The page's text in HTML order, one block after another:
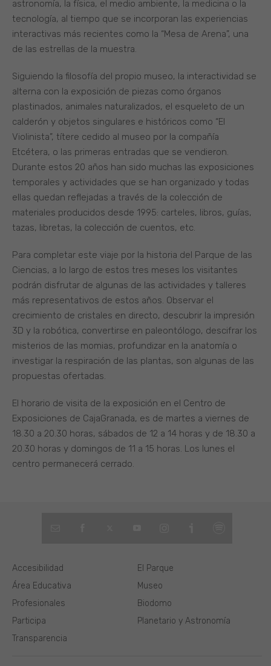
astronomía, la física, el medio ambiente, la medicina o la
tecnología, al tiempo que se incorporan las experiencias
interactivas más recientes como la “Mesa de Arena”, una
de las estrellas de la muestra.
Siguiendo la filosofía del propio museo, la interactividad se
alterna con la exposición de piezas como órganos
plastinados, animales naturalizados, el esqueleto de un
calderón y objetos singulares e históricos como “El
Violinista”, títere cedido al museo por la compañía
Etcétera, o las primeras entradas que se vendieron.
Durante estos 20 años han sido muchas las exposiciones
temporales y actividades que se han organizado y todas
ellas quedan reflejadas a través de la colección de
materiales producidos desde 1995: carteles, libros, guías,
tazas, libretas, la colección de cuentos, etc.
Para completar este viaje por la historia del Parque de las
Ciencias, a lo largo de estos tres meses los visitantes
podrán disfrutar de algunas de las actividades y talleres
más representativos de estos años. Observar el
crecimiento de cristales en directo, descubrir la impresión
3D y la robótica, convertirse en paleontólogo, descifrar los
misterios de las momias, profundizar en la anatomía o
investigar la respiración de las plantas, son algunas de las
propuestas ofertadas.
El horario de visita de la exposición en el Centro de
Exposiciones de CajaGranada, es de martes a viernes de
18.30 a 20.30 horas, sábados de 12 a 14 horas y de 18.30 a
20.30 horas y domingos de 11 a 15 horas. Los lunes el
centro permanecerá cerrado.
El Parque
Museo
Biodomo
Planetario y Astronomía
Área Educativa
Profesionales
Participa
Transparencia
Accesibilidad